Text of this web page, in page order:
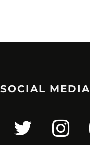
SOCIAL MEDIA